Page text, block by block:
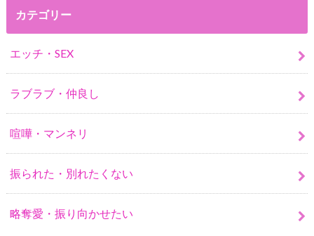
カテゴリー
エッチ・SEX
ラブラブ・仲良し
喧嘩・マンネリ
振られた・別れたくない
略奪愛・振り向かせたい